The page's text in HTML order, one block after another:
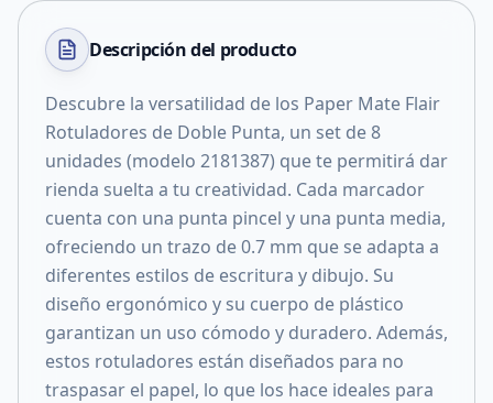
Descripción del producto
Descubre la versatilidad de los Paper Mate Flair
Rotuladores de Doble Punta, un set de 8
unidades (modelo 2181387) que te permitirá dar
rienda suelta a tu creatividad. Cada marcador
cuenta con una punta pincel y una punta media,
ofreciendo un trazo de 0.7 mm que se adapta a
diferentes estilos de escritura y dibujo. Su
diseño ergonómico y su cuerpo de plástico
garantizan un uso cómodo y duradero. Además,
estos rotuladores están diseñados para no
traspasar el papel, lo que los hace ideales para